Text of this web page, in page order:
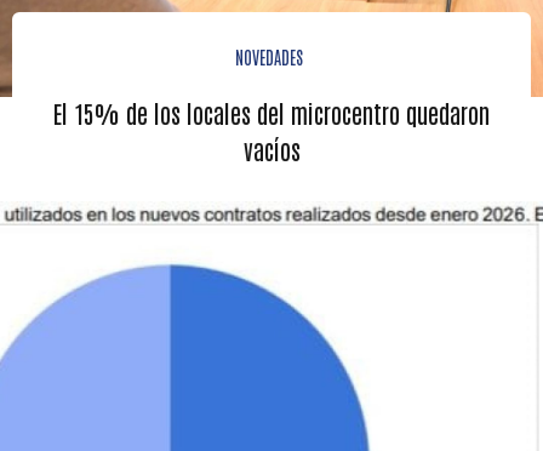
NOVEDADES
El 15% de los locales del microcentro quedaron
vacíos